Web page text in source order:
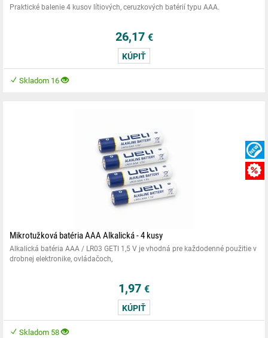
Praktické balenie 4 kusov lítiových, ceruzkových batérií typu AAA.
26,17 €
KÚPIŤ
Skladom 16
Mikrotužková batéria AAA Alkalická - 4 kusy
Alkalická batéria AAA / LR03 GETI 1,5 V je vhodná pre každodenné použitie v
drobnej elektronike, ovládačoch,
1,97 €
KÚPIŤ
Skladom 58